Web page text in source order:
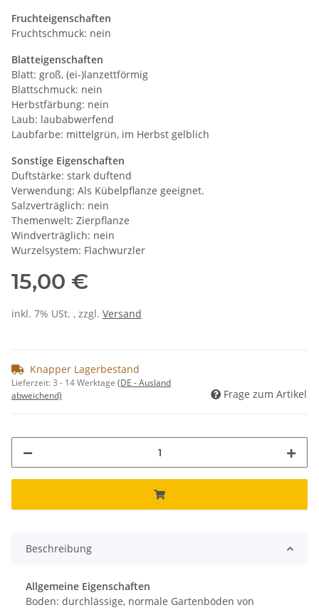
Fruchteigenschaften
Fruchtschmuck: nein
Blatteigenschaften
Blatt: groß, (ei-)lanzettförmig
Blattschmuck: nein
Herbstfärbung: nein
Laub: laubabwerfend
Laubfarbe: mittelgrün, im Herbst gelblich
Sonstige Eigenschaften
Duftstärke: stark duftend
Verwendung: Als Kübelpflanze geeignet.
Salzverträglich: nein
Themenwelt: Zierpflanze
Windverträglich: nein
Wurzelsystem: Flachwurzler
15,00 €
inkl. 7% USt. , zzgl. Versand
Knapper Lagerbestand
Lieferzeit:3 - 14 Werktage (DE - Ausland
abweichend)
Frage zum Artikel
Beschreibung
Allgemeine Eigenschaften
Boden: durchlässige, normale Gartenböden von